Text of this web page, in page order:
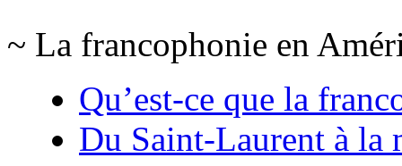
~ La francophonie en
Qu’est-ce que la
Du Saint-Laurent à la